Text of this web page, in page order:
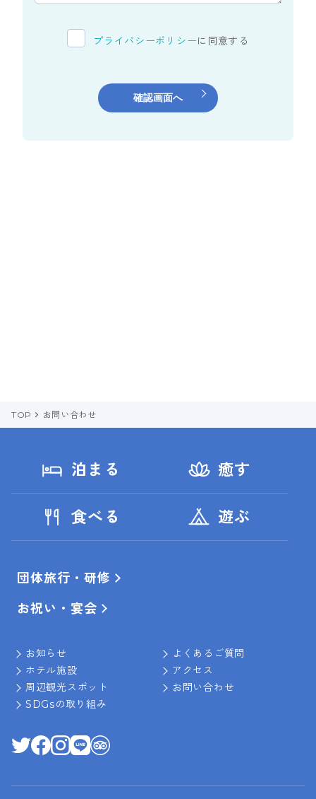
プライバシーポリシーに同意する
TOP お問い合わせ
泊まる 癒す
食べる 遊ぶ
団体旅行・研修
お祝い・宴会
お知らせ
よくあるご質問
ホテル施設
アクセス
周辺観光スポット
お問い合わせ
SDGsの取り組み